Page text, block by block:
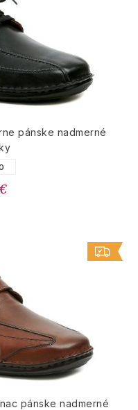
pánske nadmerné
pánske nadmerné